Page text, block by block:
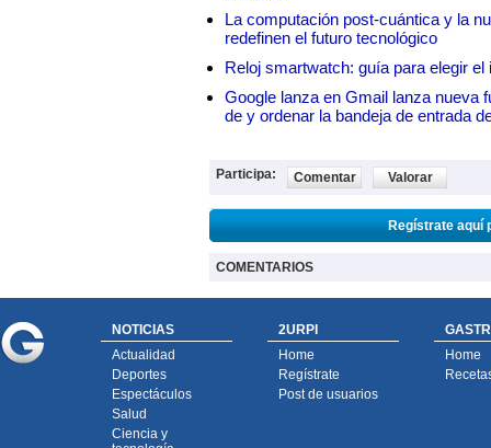
La computación post-cuántica y la
redefinen el futuro tecnológico
Reloj smartwatch: guía para elegir el
Google lanza en Gmail lanza nueva
de y ordenar la bandeja de entrada
Participa: Comentar Valorar
Regístrate aquí
COMENTARIOS
NOTICIAS
Actualidad
Deportes
Espectáculos
Salud
Ciencia y
2URPI
Home
Regístrate
Post de usuarios
Home